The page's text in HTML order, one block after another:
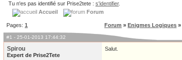
Tu n'es pas identifié sur Prise2tete : s'identifier.
Accueil
Forum
Pages: 1 Forum » Enigmes Logiques »
#1 - 25-01-2013 17:44:32
Spirou
Expert de Prise2Tete
Salut.